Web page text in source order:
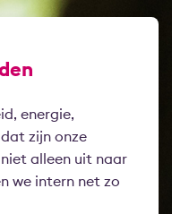
energie,
zijn onze
alleen uit naar
we intern net zo